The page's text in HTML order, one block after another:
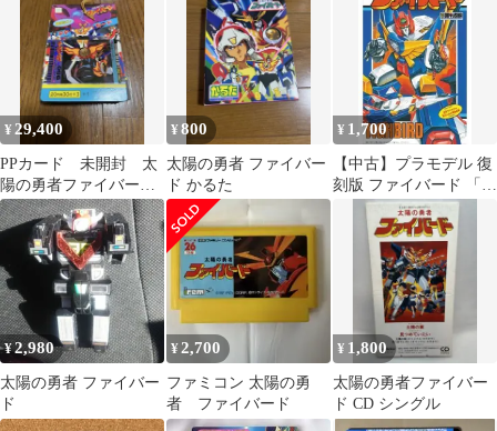
¥ 29,400
PPカード 未開封 太
陽の勇者ファイバー
ド タカラ 当たり多
数
¥800
太陽の勇者 ファイバー
ド かるた
¥ 1,700
【中古】プラモデル 復
刻版 ファイバード 「太
陽の勇者 ファイバー
¥2,980
太陽の勇者 ファイバー
ド
¥2,700
ファミコン 太陽の勇
者 ファイバード
¥ 1,800
太陽の勇者ファイバー
ド CD シングル